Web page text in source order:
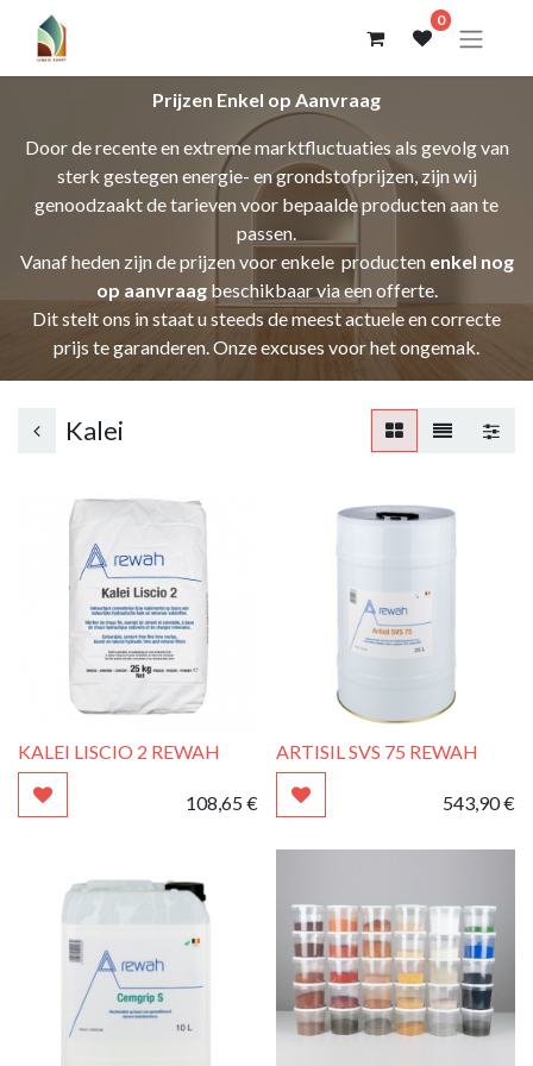
0
Prijzen Enkel op Aanvraag
Door de recente en extreme marktfluctuaties als gevolg van
sterk gestegen energie- en grondstofprijzen, zijn wij
genoodzaakt de tarieven voor bepaalde producten aan te
passen.
Vanaf heden zijn de prijzen voor enkele producten enkel nog
op aanvraagbeschikbaar via een offerte.
Dit stelt ons in staat u steeds de meest actuele en correcte
prijs te garanderen. Onze excuses voor het ongemak.
Kalei
KALEI LISCIO 2 REWAH
108,65€
ARTISIL SVS 75 REWAH
543,90€